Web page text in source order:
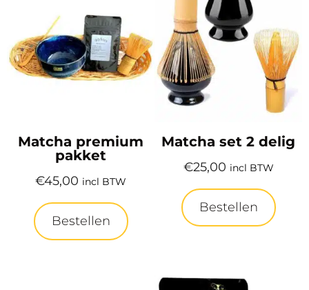
Matcha premium
pakket
€45,00 incl BTW
Bestellen
Matcha set 2 delig
€25,00 incl BTW
Bestellen